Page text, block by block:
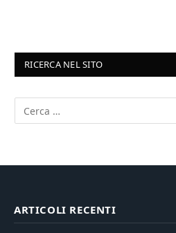
RICERCA NEL SITO
ARTICOLI RECENTI